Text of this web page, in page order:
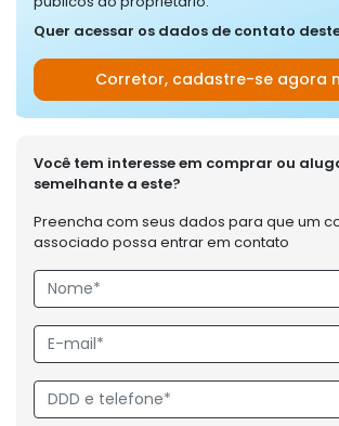
Quer acessar os dados de contato
Corretor, cadastre-se agora
Você tem interesse em comprar ou
semelhante a este?
Preencha com seus dados para que um
associado possa entrar em contato